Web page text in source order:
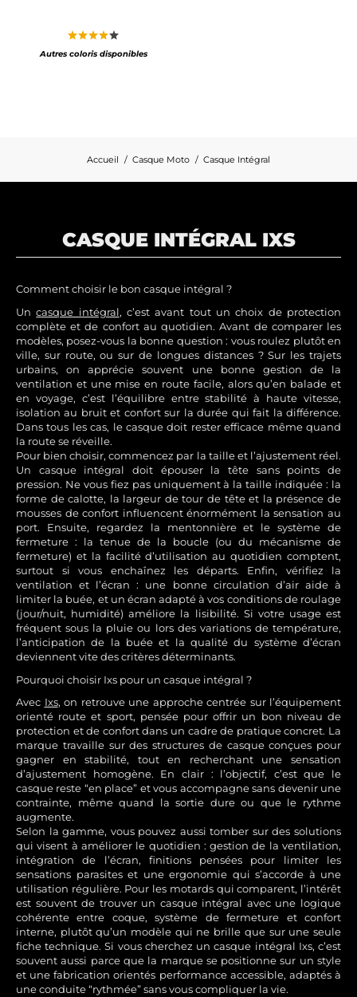
Autres coloris disponibles
Accueil Casque Moto Casque Intégral
CASQUE INTÉGRAL IXS
Comment choisir le bon casque intégral ?
Uncasque intégral, c’est avant tout un choix de protection
complète et de confort au quotidien. Avant de comparer les
modèles, posez-vous la bonne question : vous roulez plutôt en
ville, sur route, ou sur de longues distances ? Sur les trajets
urbains, on apprécie souvent une bonne gestion de la
ventilation et une mise en route facile, alors qu’en balade et
en voyage, c’est l’équilibre entre stabilité à haute vitesse,
isolation au bruit et confort sur la durée qui fait la différence.
Dans tous les cas, le casque doit rester efficace même quand
la route se réveille.
Pour bien choisir, commencez par la taille et l’ajustement réel.
Un casque intégral doit épouser la tête sans points de
pression. Ne vous fiez pas uniquement à la taille indiquée : la
forme de calotte, la largeur de tour de tête et la présence de
mousses de confort influencent énormément la sensation au
port. Ensuite, regardez la mentonnière et le système de
fermeture : la tenue de la boucle (ou du mécanisme de
fermeture) et la facilité d’utilisation au quotidien comptent,
surtout si vous enchaînez les départs. Enfin, vérifiez la
ventilation et l’écran : une bonne circulation d’air aide à
limiter la buée, et un écran adapté à vos conditions de roulage
(jour/nuit, humidité) améliore la lisibilité. Si votre usage est
fréquent sous la pluie ou lors des variations de température,
l’anticipation de la buée et la qualité du système d’écran
deviennent vite des critères déterminants.
Pourquoi choisir Ixs pour un casque intégral ?
Avec Ixs, on retrouve une approche centrée sur l’équipement
orienté route et sport, pensée pour offrir un bon niveau de
protection et de confort dans un cadre de pratique concret. La
marque travaille sur des structures de casque conçues pour
gagner en stabilité, tout en recherchant une sensation
d’ajustement homogène. En clair : l’objectif, c’est que le
casque reste “en place” et vous accompagne sans devenir une
contrainte, même quand la sortie dure ou que le rythme
augmente.
Selon la gamme, vous pouvez aussi tomber sur des solutions
qui visent à améliorer le quotidien : gestion de la ventilation,
intégration de l’écran, finitions pensées pour limiter les
sensations parasites et une ergonomie qui s’accorde à une
utilisation régulière. Pour les motards qui comparent, l’intérêt
est souvent de trouver un casque intégral avec une logique
cohérente entre coque, système de fermeture et confort
interne, plutôt qu’un modèle qui ne brille que sur une seule
fiche technique. Si vous cherchez un casque intégral Ixs, c’est
souvent aussi parce que la marque se positionne sur un style
et une fabrication orientés performance accessible, adaptés à
une conduite “rythmée” sans vous compliquer la vie.